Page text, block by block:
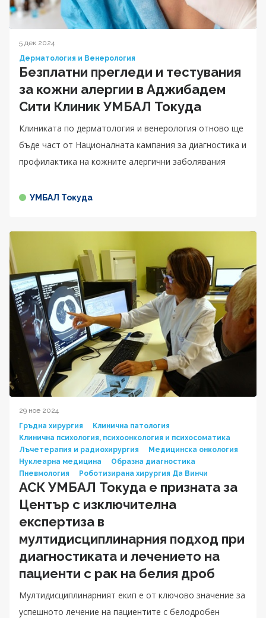
5 дек 2024
Дерматология и Венерология
Безплатни прегледи и тестувания
за кожни алергии в Аджибадем
Сити Клиник УМБАЛ Токуда
Клиниката по дерматология и венерология отново ще
бъде част от Националната кампания за диагностика и
профилактика на кожните алергични заболявания
УМБАЛ Токуда
29 ное 2024
Гръдна хирургия
Клинична патология
Клинична психология, психоонкология и психосоматика
Лъчетерапия и радиохирургия
Медицинска онкология
Нуклеарна медицина
Образна диагностика
Пневмология
Роботизирана хирургия Да Винчи
АСК УМБАЛ Токуда е призната за
Център с изключителна
експертиза в
мултидисциплинарния подход при
диагностиката и лечението на
пациенти с рак на белия дроб
Мултидисциплинарният екип е от ключово значение за
успешното лечение на пациентите с белодробен